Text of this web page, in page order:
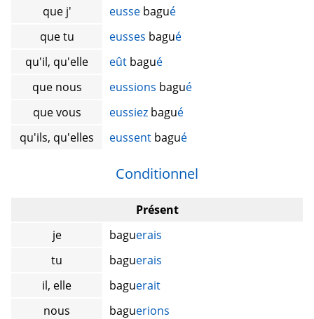
que j'
eusse bagué
que tu
eusses bagué
qu'il, qu'elle
eût bagué
que nous
eussions bagué
que vous
eussiez bagué
qu'ils, qu'elles
eussent bagué
Conditionnel
Présent
je
baguerais
tu
baguerais
il, elle
baguerait
nous
baguerions